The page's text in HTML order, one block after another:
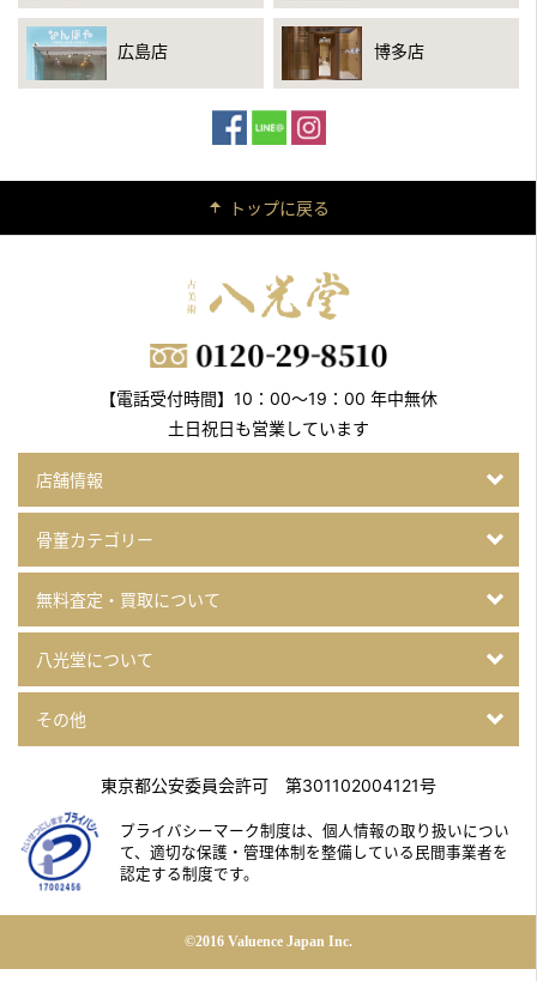
広島店 博多店
トップに戻る
【電話受付時間】10：00～19：00 年中無休
土日祝日も営業しています
店舗情報
骨董カテゴリー
無料査定・買取について
八光堂について
その他
東京都公安委員会許可 第301102004121号
プライバシーマーク制度は、個人情報の取り扱いについ
て、適切な保護・管理体制を整備している民間事業者を
認定する制度です。
©2016 Valuence Japan Inc.